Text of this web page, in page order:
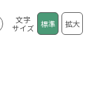
文字
サイズ
標準 拡大